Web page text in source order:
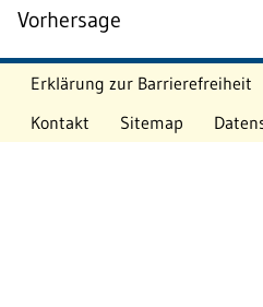
Erklärung zur Barrierefreiheit
Kontakt
Sitemap